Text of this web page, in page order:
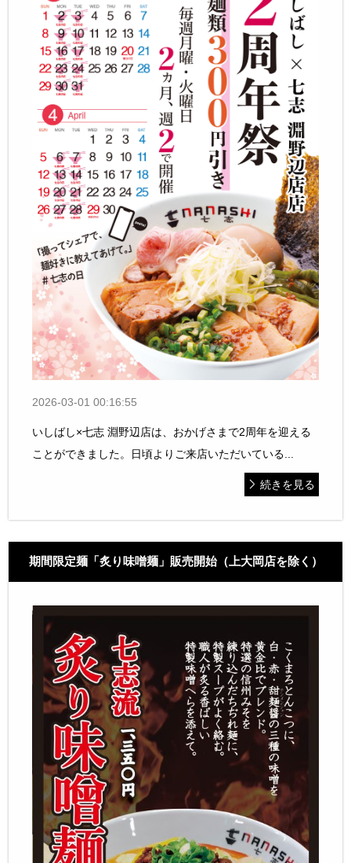
2026-03-01 00:16:55
いしばし×七志 淵野辺店は、おかげさまで2周年を迎える
ことができました。日頃よりご来店いただいている...
続きを見る
期間限定麺「炙り味噌麺」販売開始（上大岡店を除く）